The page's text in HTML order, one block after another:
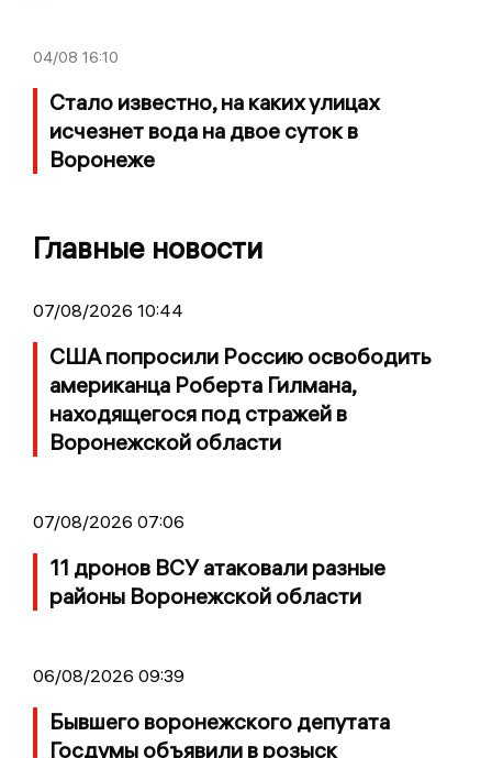
04/08 16:10
Стало известно, на каких улицах
исчезнет вода на двое суток в
Воронеже
Главные новости
07/08/2026 10:44
США попросили Россию освободить
американца Роберта Гилмана,
находящегося под стражей в
Воронежской области
07/08/2026 07:06
11 дронов ВСУ атаковали разные
районы Воронежской области
06/08/2026 09:39
Бывшего воронежского депутата
Госдумы объявили в розыск